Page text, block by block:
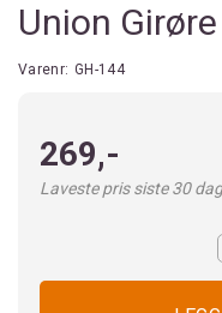
Union
Varenr: GH-144
269,-
Laveste pris siste 30